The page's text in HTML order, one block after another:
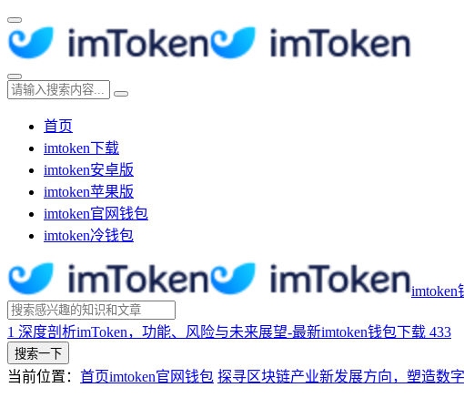
首页
imtoken下载
imtoken安卓版
imtoken苹果版
imtoken官网钱包
imtoken冷钱包
imtoken
1 深度剖析imToken，功能、风险与未来展望-最新imtoken钱包下载 433
搜索一下
当前位置： 首页imtoken官网钱包 探寻区块链产业新发展方向，塑造数